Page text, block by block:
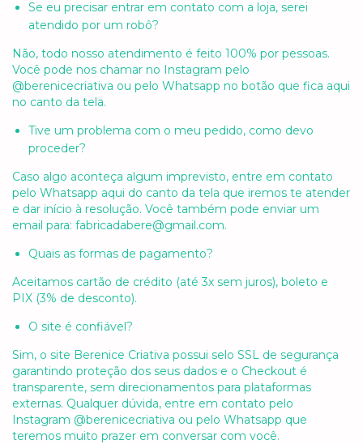
Se eu precisar entrar em contato com a loja, serei
atendido por um robô?
Não, todo nosso atendimento é feito 100% por pessoas.
Você pode nos chamar no Instagram pelo
@berenicecriativa ou pelo Whatsapp no botão que fica aqui
no canto da tela.
Tive um problema com o meu pedido, como devo
proceder?
Caso algo aconteça algum imprevisto, entre em contato
pelo Whatsapp aqui do canto da tela que iremos te atender
e dar início à resolução. Você também pode enviar um
email para: fabricadabere@gmail.com.
Quais as formas de pagamento?
Aceitamos cartão de crédito (até 3x sem juros), boleto e
PIX (3% de desconto).
O site é confiável?
Sim, o site Berenice Criativa possui selo SSL de segurança
garantindo proteção dos seus dados e o Checkout é
transparente, sem direcionamentos para plataformas
externas. Qualquer dúvida, entre em contato pelo
Instagram @berenicecriativa ou pelo Whatsapp que
teremos muito prazer em conversar com você.